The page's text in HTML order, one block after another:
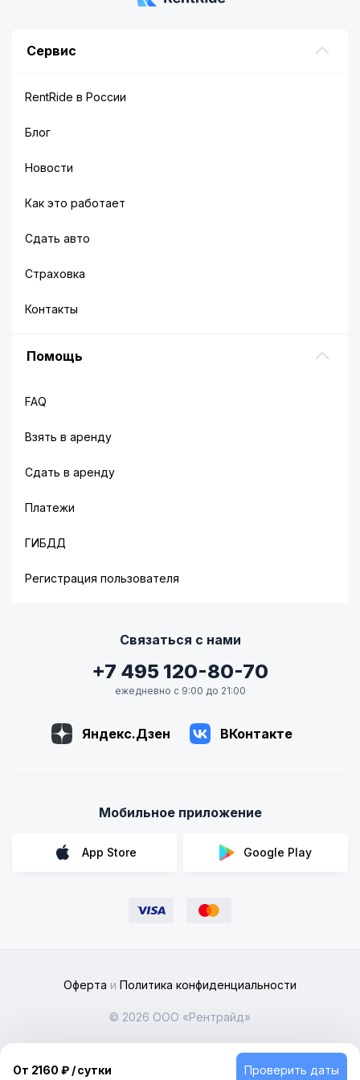
От 2160 ₽ / сутки Проверить даты
Сервис
RentRide в России
Блог
Новости
Как это работает
Сдать авто
Страховка
Контакты
Помощь
FAQ
Взять в аренду
Сдать в аренду
Платежи
ГИБДД
Регистрация пользователя
Связаться с нами
+7 495 120-80-70
ежедневно с 9:00 до 21:00
Яндекс.Дзен ВКонтакте
Мобильное приложение
App Store Google Play
Оферта и Политика конфиденциальности
© 2026 ООО «Рентрайд»